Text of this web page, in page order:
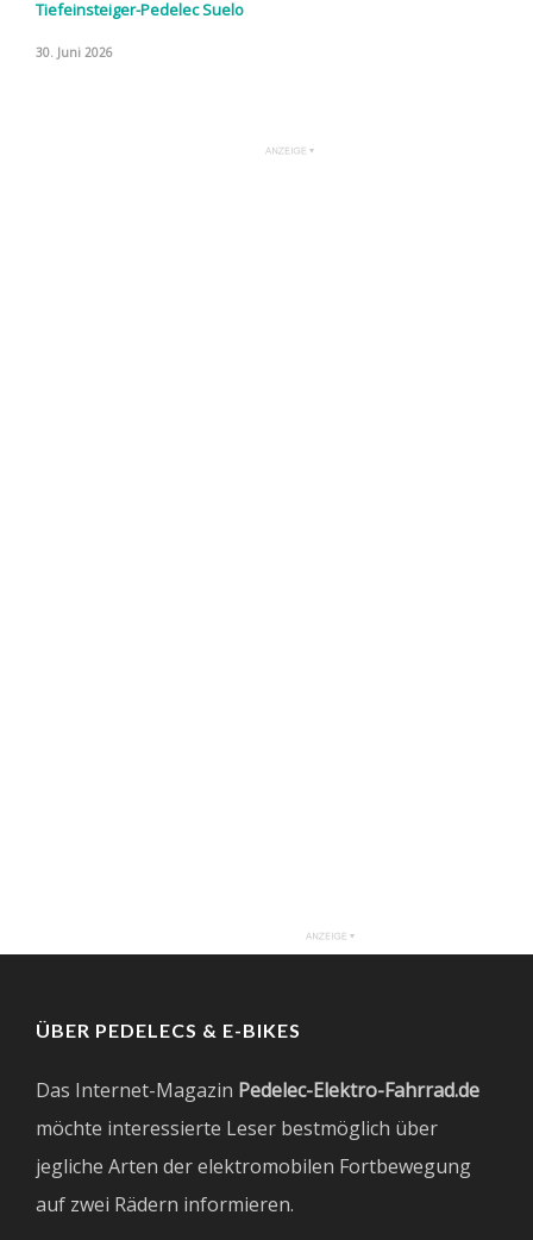
Tiefeinsteiger-Pedelec Suelo
30. Juni 2026
ÜBER PEDELECS & E-BIKES
Das Internet-Magazin Pedelec-Elektro-Fahrrad.de
möchte interessierte Leser bestmöglich über
jegliche Arten der elektromobilen Fortbewegung
auf zwei Rädern informieren.